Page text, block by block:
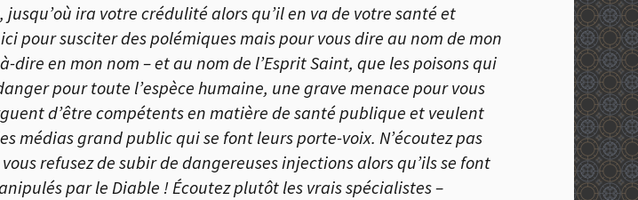
ira votre crédulité alors qu’il en va de votre santé et
pour susciter des polémiques mais pour vous dire au nom de mon
dire en mon nom – et au nom de l’Esprit Saint, que les poisons qui
pour toute l’espèce humaine, une grave menace pour vous
d’être compétents en matière de santé publique et veulent
médias grand public qui se font leurs porte-voix. N’écoutez pas
refusez de subir de dangereuses injections alors qu’ils se font
par le Diable !Écoutez plutôt les vrais spécialistes –